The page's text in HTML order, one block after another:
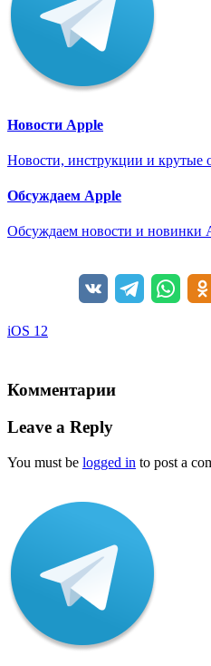
Новости Apple
Новости, инструкции и крутые
Обсуждаем Apple
Обсуждаем новости и новинки
iOS 12
Комментарии
Leave a Reply
You must be logged in to post a